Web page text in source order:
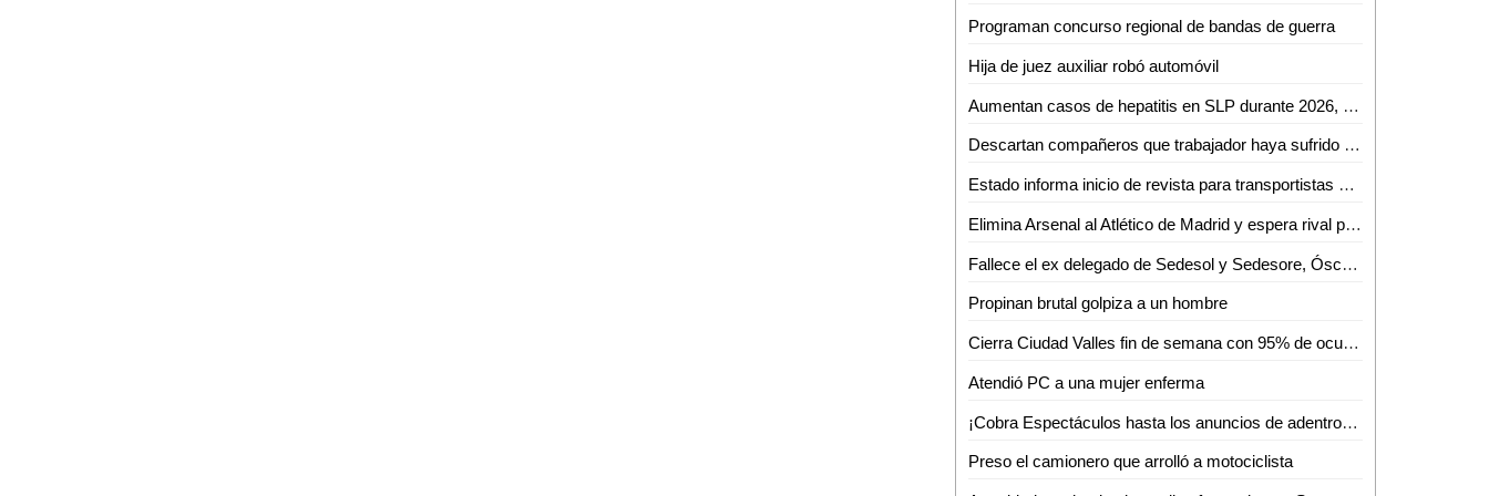
Programan concurso regional de bandas de guerra
Hija de juez auxiliar robó automóvil
Aumentan casos de hepatitis en SLP durante 2026, aunque con baja incidencia
Descartan compañeros que trabajador haya sufrido golpe de calor en gasolinera
Estado informa inicio de revista para transportistas en Ciudad Valles
Elimina Arsenal al Atlético de Madrid y espera rival para Final de la Champions.
Fallece el ex delegado de Sedesol y Sedesore, Óscar de la Cruz Requena
Propinan brutal golpiza a un hombre
Cierra Ciudad Valles fin de semana con 95% de ocupación hotelera y miles de turistas en parajes
Atendió PC a una mujer enferma
¡Cobra Espectáculos hasta los anuncios de adentro! Aclaran dudas a comerciantes de Valles
Preso el camionero que arrolló a motociclista